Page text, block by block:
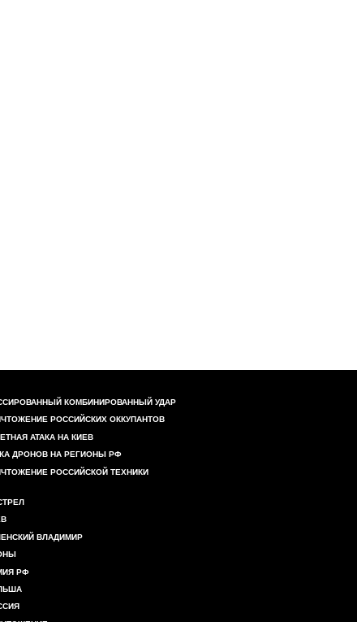
КОМБИНИРОВАННЫЙ УДАР
РОССИЙСКИХ ОККУПАНТОВ
АТАКА НА КИЕВ
ДРОНОВ НА РЕГИОНЫ РФ
РОССИЙСКОЙ ТЕХНИКИ
ВЛАДИМИР
РФ